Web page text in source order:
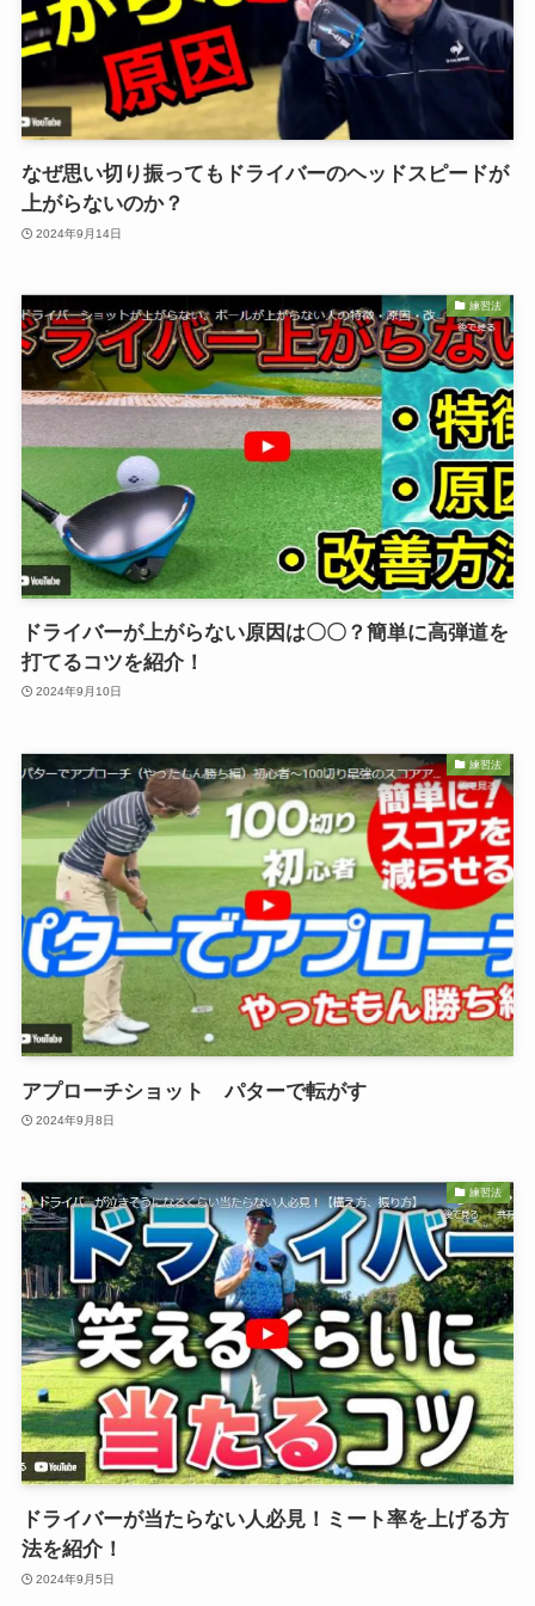
なぜ思い切り振ってもドライバーのヘッドスピードが
上がらないのか？
2024年9月14日
練習法
ドライバーが上がらない原因は〇〇？簡単に高弾道を
打てるコツを紹介！
2024年9月10日
練習法
アプローチショット パターで転がす
2024年9月8日
練習法
ドライバーが当たらない人必見！ミート率を上げる方
法を紹介！
2024年9月5日